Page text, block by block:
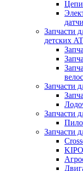
Запчасти
детских
Запчасти
Запчасти
Запчасти